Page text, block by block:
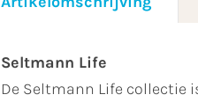
Seltmann Life
De Seltmann Life collectie